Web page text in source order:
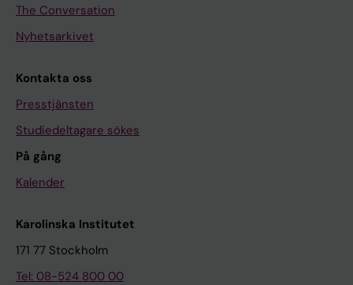
The Conversation
Nyhetsarkivet
Kontakta oss
Presstjänsten
Studiedeltagare sökes
På gång
Kalender
Karolinska Institutet
171 77 Stockholm
Tel: 08-524 800 00